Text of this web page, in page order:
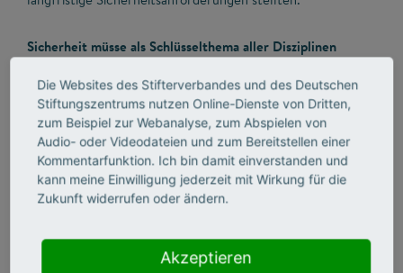
Sicherheit müsse als Schlüsselthema aller Disziplinen
Nachhaltigkeit oder KI. Interdisziplinäre Lehrformate,
Ringvorlesungen und neue Curricula seien notwendig, da
künftig jedes Unternehmen Fragen zu Infrastruktur-,
Lieferketten- und Arbeitsplatzsicherheit beantworten
müsse.
Die Websites des Stifterverbandes und des Deutschen
Stiftungszentrums nutzen Online-Dienste von Dritten,
zum Beispiel zur Webanalyse, zum Abspielen von
Audio- oder Videodateien und zum Bereitstellen einer
Kommentarfunktion. Ich bin damit einverstanden und
kann meine Einwilligung jederzeit mit Wirkung für die
Zukunft widerrufen oder ändern.
Akzeptieren